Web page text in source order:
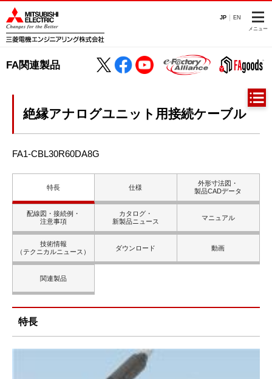
JP EN
メニュー
FA関連製品
絶縁アナログユニット用接続ケーブル
FA1-CBL30R60DA8G
特長 仕様
外形寸法図・
製品CADデータ
配線図・接続例・
注意事項
カタログ・
新製品ニュース
マニュアル
技術情報
（テクニカルニュース）
ダウンロード 動画
関連製品
特長